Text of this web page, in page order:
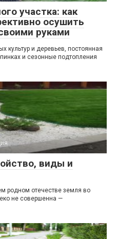
участка: как
осушить
руками
культур и деревьев, постоянная
и сезонные подтопления
виды и
родном отечестве земля во
не совершенна —